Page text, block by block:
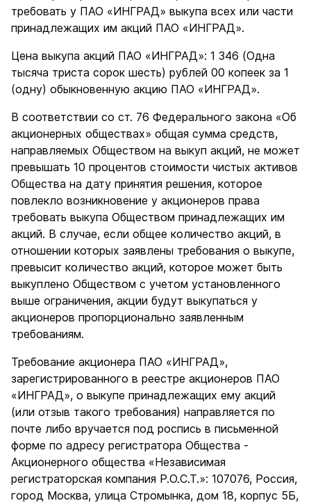
требовать у ПАО «ИНГРАД» выкупа всех или части
принадлежащих им акций ПАО «ИНГРАД».
Цена выкупа акций ПАО «ИНГРАД»: 1 346 (Одна
тысяча триста сорок шесть) рублей 00 копеек за 1
(одну) обыкновенную акцию ПАО «ИНГРАД».
В соответствии со ст. 76 Федерального закона «Об
акционерных обществах» общая сумма средств,
направляемых Обществом на выкуп акций, не может
превышать 10 процентов стоимости чистых активов
Общества на дату принятия решения, которое
повлекло возникновение у акционеров права
требовать выкупа Обществом принадлежащих им
акций. В случае, если общее количество акций, в
отношении которых заявлены требования о выкупе,
превысит количество акций, которое может быть
выкуплено Обществом с учетом установленного
выше ограничения, акции будут выкупаться у
акционеров пропорционально заявленным
требованиям.
Требование акционера ПАО «ИНГРАД»,
зарегистрированного в реестре акционеров ПАО
«ИНГРАД», о выкупе принадлежащих ему акций
(или отзыв такого требования) направляется по
почте либо вручается под роспись в письменной
форме по адресу регистратора Общества -
Акционерного общества «Независимая
регистраторская компания Р.О.С.Т.»: 107076, Россия,
город Москва, улица Стромынка, дом 18, корпус 5Б,